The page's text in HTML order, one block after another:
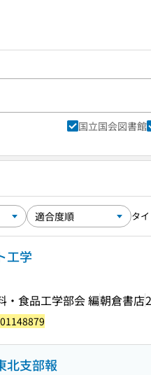
国立国会図書館
タ
工学
・食品工学部会 編朝倉書店
北支部報